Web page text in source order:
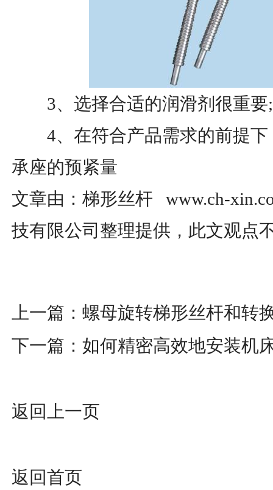
3、选择合适的润滑剂很重要;
4、在符合产品需求的前提下
承座的预紧量
文章由：梯形丝杆 www.ch-
技有限公司整理提供，此文观点
上一篇： 螺母旋转梯形丝杆和转
下一篇： 如何精密高效地安装机
返回上一页
返回首页